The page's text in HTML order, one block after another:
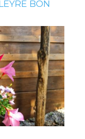
BON